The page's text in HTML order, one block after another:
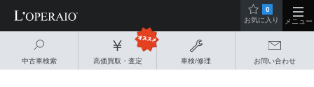
中古車検索 高価買取・査定 車検/修理 お問い合わせ
0
お気に入り
メニュー